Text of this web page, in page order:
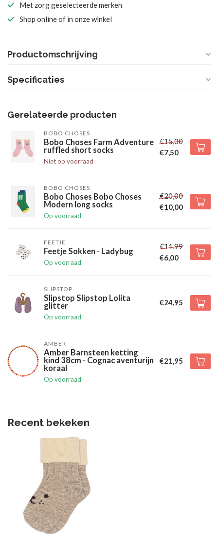
Met zorg geselecteerde merken
Shop online of in onze winkel
Productomschrijving
Specificaties
Gerelateerde producten
BOBO CHOSES
Bobo Choses Farm Adventure
ruffled short socks
Niet op voorraad
€15,00
€7,50
BOBO CHOSES
Bobo Choses Bobo Choses
Modern long socks
Op voorraad
€20,00
€10,00
FEETJE
Feetje Sokken - Ladybug
Op voorraad
€11,99
€6,00
SLIPSTOP
Slipstop Slipstop Lolita
glitter
Op voorraad
€24,95
AMBER
Amber Barnsteen ketting
kind 38cm - Cognac aventurijn
koraal
Op voorraad
€21,95
Recent bekeken